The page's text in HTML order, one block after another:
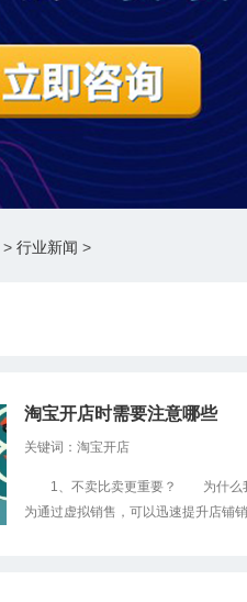
> 行业新闻 >
淘宝开店时需要注意哪些
关键词：淘宝开店
1、不卖比卖更重要？ 为什么我
为通过虚拟销售，可以迅速提升店铺